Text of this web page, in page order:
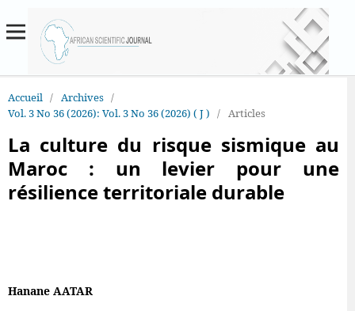
Accueil / Archives /
Vol. 3 No 36 (2026): Vol. 3 No 36 (2026) ( J ) / Articles
La culture du risque sismique au
Maroc : un levier pour une
résilience territoriale durable
Hanane AATAR